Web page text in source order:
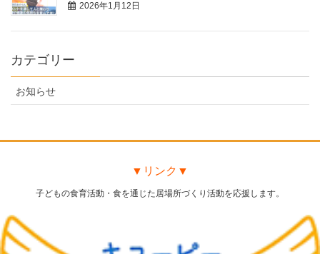
2026年1月12日
カテゴリー
お知らせ
▼リンク▼
子どもの食育活動・食を通じた居場所づくり活動を応援します。